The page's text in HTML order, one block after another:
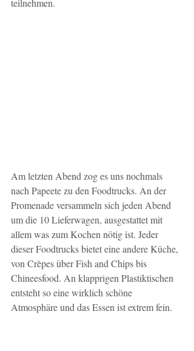
teilnehmen.
Am letzten Abend zog es uns nochmals
nach Papeete zu den Foodtrucks. An der
Promenade versammeln sich jeden Abend
um die 10 Lieferwagen, ausgestattet mit
allem was zum Kochen nötig ist. Jeder
dieser Foodtrucks bietet eine andere Küche,
von Crèpes über Fish and Chips bis
Chineesfood. An klapprigen Plastiktischen
entsteht so eine wirklich schöne
Atmosphäre und das Essen ist extrem fein.